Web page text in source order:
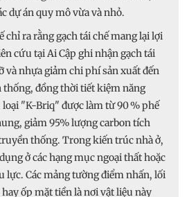
dự án quy mô vừa và nhỏ.
chỉ ra rằng gạch tái chế mang lại lợi
cứu tại Ai Cập ghi nhận gạch tái
và nhựa giảm chi phí sản xuất đến
thống, đồng thời tiết kiệm năng
"K‑Briq" được làm từ 90 % phế
giảm 95% lượng carbon tích
thống. Trong kiến trúc nhà ở,
ở các hạng mục ngoại thất hoặc
lực. Các mảng tường điểm nhấn, lối
ốp mặt tiền là nơi vật liệu này